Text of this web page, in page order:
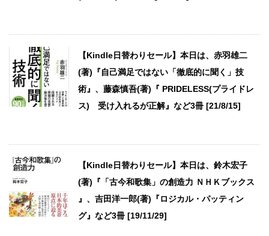
【Kindle日替わりセール】本日は、赤羽雄二
(著)『自己満足ではない「徹底的に聞く」技
術』、藤森慎吾(著)『 PRIDELESS(プライドレ
ス) 受け入れるが正解』など3冊 [21/8/15]
【Kindle日替わりセール】本日は、鈴木宏子
(著)『「古今和歌集」の創造力 ＮＨＫブックス
』、吉田洋一郎(著)『ロジカル・パッティン
グ』など3冊 [19/11/29]